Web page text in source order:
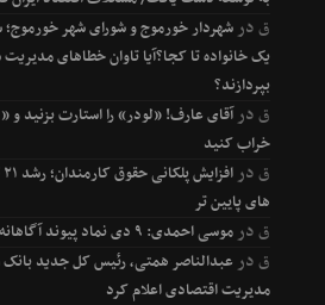
قدرشهردار خورموج و شورای شهر
یک خانواده تا کجا؟آیا تاوان خطاهای
بپردازند؟
قدرآقای عارف! «لودر» را استارت بزنید و
خراب کنید
قدر
های پایین تر
قدرموسی احمدی: ۹ دی نماد پیوند آگاهانه مردم با ولایت و رهبری است
قدر عبدالناصر همتی، رئیس کل جدید بانک
مدیریت اقتصادی اعلام کرد